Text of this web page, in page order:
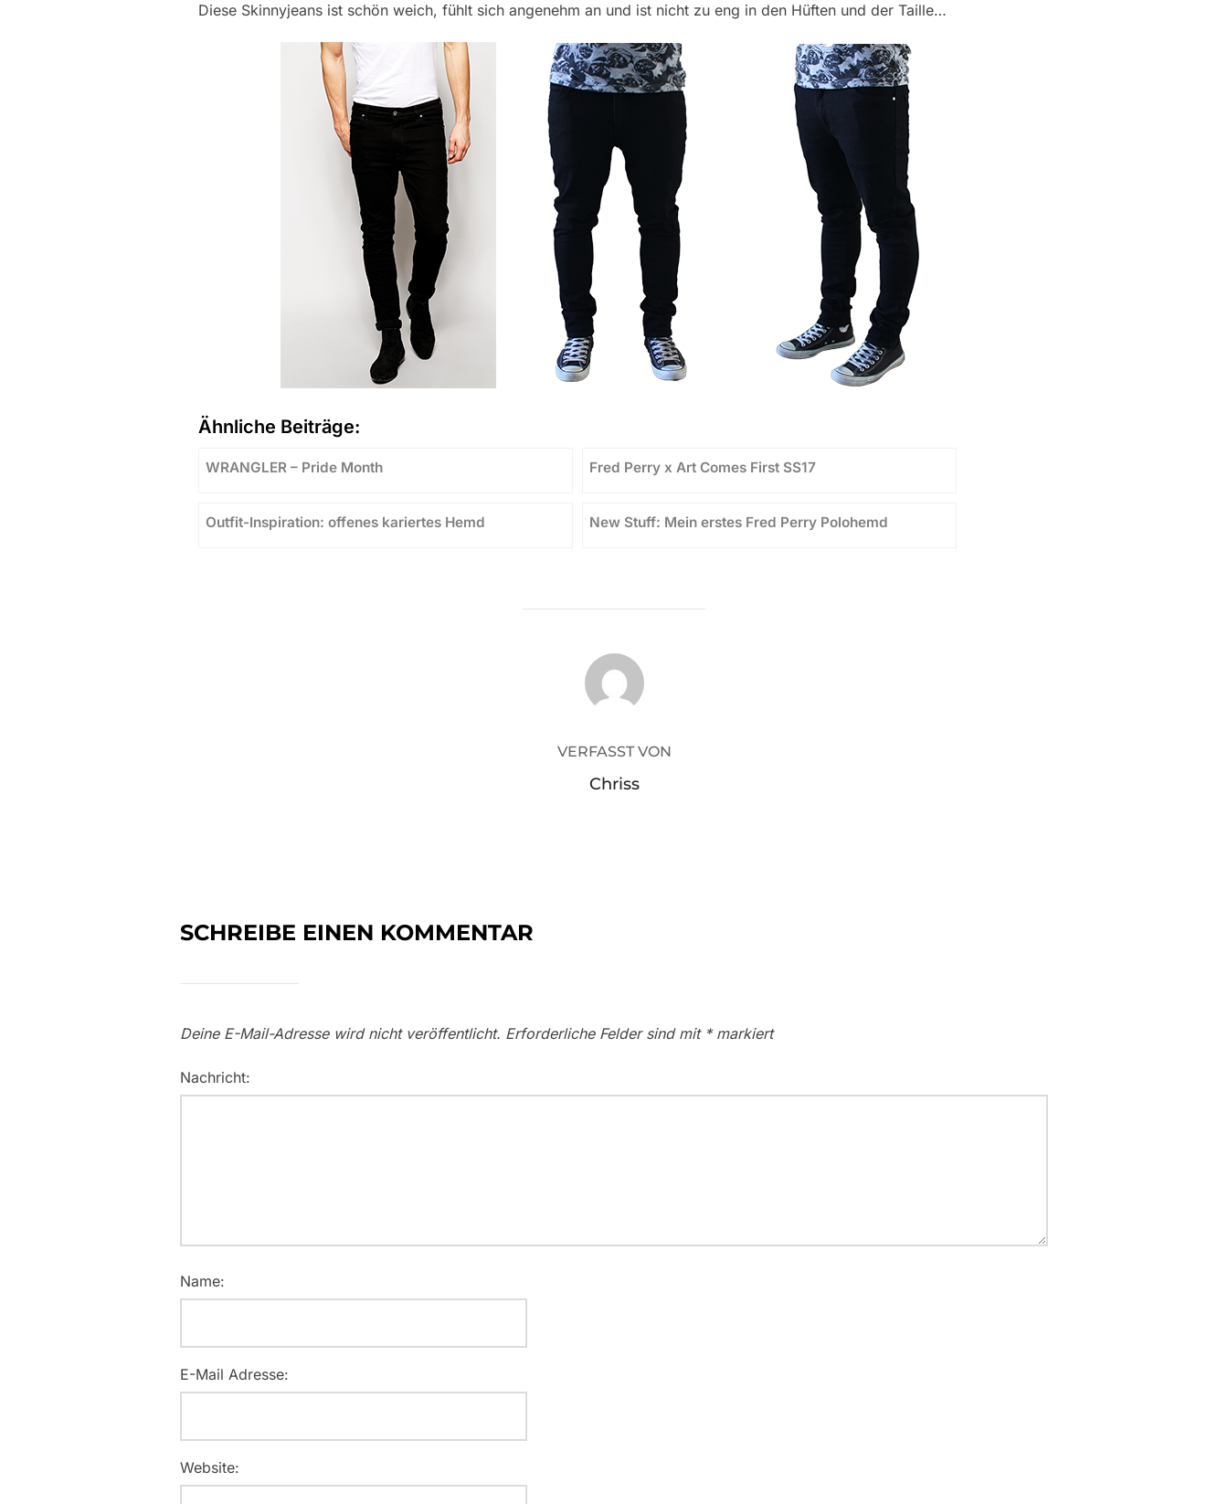
Diese Skinnyjeans ist schön weich, fühlt sich angenehm an und ist nicht zu eng in den Hüften und der Taille…
Ähnliche Beiträge:
WRANGLER – Pride Month Fred Perry x Art Comes First SS17
Outfit-Inspiration: offenes kariertes Hemd New Stuff: Mein erstes Fred Perry Polohemd
BEITRAGSAUTOR
VERFASST VON
Chriss
SCHREIBE EINEN KOMMENTAR
Deine E-Mail-Adresse wird nicht veröffentlicht. Erforderliche Felder sind mit *markiert
Nachricht:
Name:
E-Mail Adresse:
Website: